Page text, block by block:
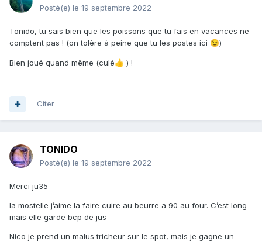
Posté(e) le 19 septembre 2022
Tonido, tu sais bien que les poissons que tu fais en vacances ne
comptent pas ! (on tolère à peine que tu les postes ici 😉)
Bien joué quand même (culé👍 ) !
Citer
TONIDO
Posté(e) le 19 septembre 2022
Merci ju35
la mostelle j’aime la faire cuire au beurre a 90 au four. C’est long
mais elle garde bcp de jus
Nico je prend un malus tricheur sur le spot, mais je gagne un